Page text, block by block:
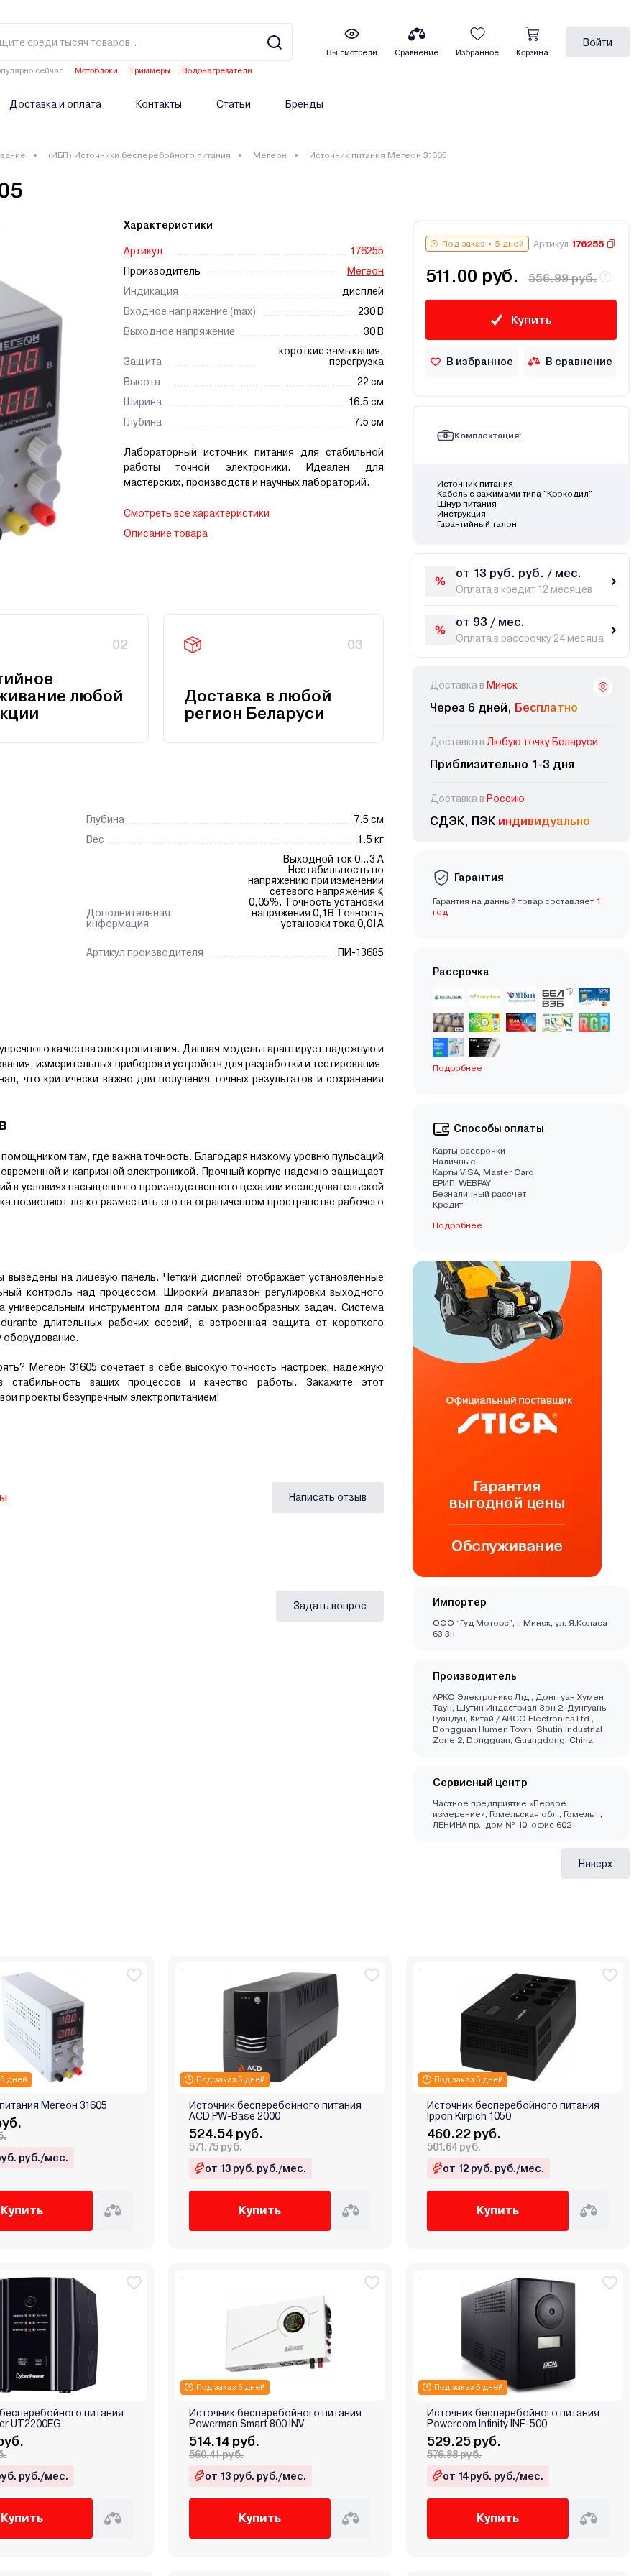
сейчас Мотоблоки Триммеры
Водонагреватели
Вы смотрели Сравнение Избранное Корзина
Войти
Доставка и оплата Контакты Статьи Бренды
(ИБП) Источники бесперебойного питания Мегеон Источник питания Мегеон 31605
Характеристики
Артикул
176255
Производитель
Мегеон
Индикация
дисплей
Входное напряжение (max)
230 В
Выходное напряжение
30 В
Защита
короткие замыкания,
перегрузка
Высота
22 см
Ширина
16.5 см
Глубина
7.5 см
Лабораторный источник питания для стабильной
работы точной электроники. Идеален для
мастерских, производств и научных лабораторий.
Смотреть все характеристики
Описание товара
02
любой
03
Доставка в любой
регион Беларуси
Глубина
7.5 см
Вес
1.5 кг
Дополнительная
информация
Выходной ток 0…3 А
Нестабильность по
напряжению при изменении
сетевого напряжения ≤
0,05%. Точность установки
напряжения 0,1В Точность
установки тока 0,01А
Артикул производителя ПИ-13685
качества электропитания. Данная модель гарантирует надежную и
измерительных приборов и устройств для разработки и тестирования.
что критически важно для получения точных результатов и сохранения
там, где важна точность. Благодаря низкому уровню пульсаций
и капризной электроникой. Прочный корпус надежно защищает
в условиях насыщенного производственного цеха или исследовательской
легко разместить его на ограниченном пространстве рабочего
выведены на лицевую панель. Четкий дисплей отображает установленные
контроль над процессом. Широкий диапазон регулировки выходного
универсальным инструментом для самых разнообразных задач. Система
длительных рабочих сессий, а встроенная защита от короткого
оборудование.
Мегеон 31605 сочетает в себе высокую точность настроек, надежную
ваших процессов и качество работы. Закажите этот
проекты безупречным электропитанием!
Написать отзыв
Задать вопрос
Под заказ 5 дней Артикул 176255
511.00 руб. 556.99 руб.
Купить
В избранное В сравнение
Комплектация:
Источник питания
Кабель с зажимами типа "Крокодил"
Шнур питания
Инструкция
Гарантийный талон
от 13 руб. руб. / мес.
Оплата в кредит 12 месяцев
от 93 / мес.
Оплата в рассрочку 24 месяца
Доставка в Минск
Через 6 дней, Бесплатно
Доставка в Любую точку Беларуси
Приблизительно 1-3 дня
Доставка в Россию
СДЭК, ПЭК индивидуально
Гарантия
Гарантия на данный товар составляет 1
год
Рассрочка
Подробнее
Способы оплаты
Карты рассрочки
Наличные
Карты VISA, Master Card
EРИП, WEBPAY
Безналичный рассчет
Кредит
Подробнее
Импортер
ООО “Гуд Моторс”, г. Минск, ул. Я.Коласа
63 3н
Производитель
АРКО Электроникс Лтд., Донггуан Хумен
Таун, Шутин Индастриал Зон 2, Дунгуань,
Гуандун, Китай / ARCO Electronics Ltd.,
Dongguan Humen Town, Shutin Industrial
Zone 2, Dongguan, Guangdong, China
Сервисный центр
Частное предприятие «Первое
измерение», Гомельская обл., Гомель г.,
ЛЕНИНА пр., дом № 10, офис 602
Наверх
дней
Мегеон 31605
руб./мес.
Купить
Под заказ 5 дней
Источник бесперебойного питания
ACD PW-Base 2000
524.54 руб.
571.75 руб.
от 13 руб. руб./мес.
Купить
Под заказ 5 дней
Источник бесперебойного питания
Ippon Kirpich 1050
460.22 руб.
501.64 руб.
от 12 руб. руб./мес.
Купить
питания
UT2200EG
руб./мес.
Купить
Под заказ 5 дней
Источник бесперебойного питания
Powerman Smart 800 INV
514.14 руб.
560.41 руб.
от 13 руб. руб./мес.
Купить
Под заказ 5 дней
Источник бесперебойного питания
Powercom Infinity INF-500
529.25 руб.
576.88 руб.
от 14 руб. руб./мес.
Купить